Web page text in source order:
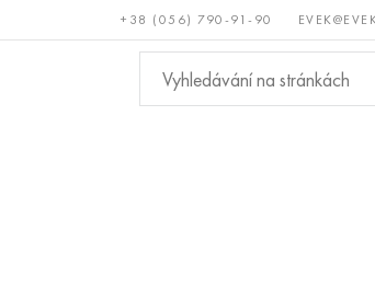
+38 (056) 790-91-90
Neželezné
kovy